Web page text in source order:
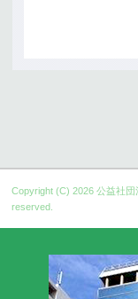
Copyright (C) 2026公益社団
reserved.